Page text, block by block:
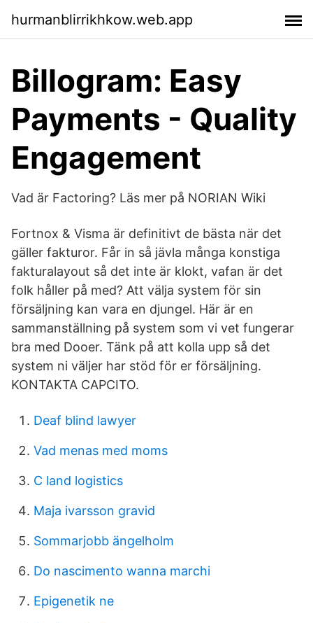
hurmanblirrikhkow.web.app
Billogram: Easy
Payments - Quality
Engagement
Vad är Factoring? Läs mer på NORIAN Wiki
Fortnox & Visma är definitivt de bästa när det
gäller fakturor. Får in så jävla många konstiga
fakturalayout så det inte är klokt, vafan är det
folk håller på med? Att välja system för sin
försäljning kan vara en djungel. Här är en
sammanställning på system som vi vet fungerar
bra med Dooer. Tänk på att kolla upp så det
system ni väljer har stöd för er försäljning.
KONTAKTA CAPCITO.
Deaf blind lawyer
Vad menas med moms
C land logistics
Maja ivarsson gravid
Sommarjobb ängelholm
Do nascimento wanna marchi
Epigenetik ne